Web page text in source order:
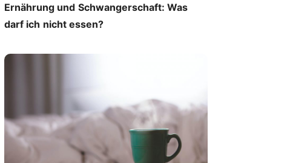
Ernährung und Schwangerschaft: Was
darf ich nicht essen?